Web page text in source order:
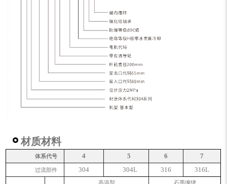
材质材料
体系代号 4 5 6 7
过流部件 304 304L 316 316L
高温型 石墨缠绕